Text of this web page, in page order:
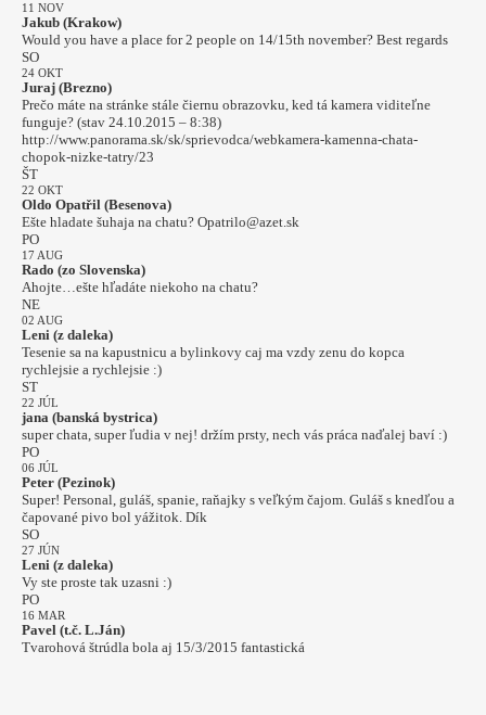
11 NOV
Jakub (Krakow)
Would you have a place for 2 people on 14/15th november? Best regards
SO
24 OKT
Juraj (Brezno)
Prečo máte na stránke stále čiernu obrazovku, ked tá kamera viditeľne
funguje? (stav 24.10.2015 – 8:38)
http://www.panorama.sk/sk/sprievodca/webkamera-kamenna-chata-
chopok-nizke-tatry/23
ŠT
22 OKT
Oldo Opatřil (Besenova)
Ešte hladate šuhaja na chatu? Opatrilo@azet.sk
PO
17 AUG
Rado (zo Slovenska)
Ahojte…ešte hľadáte niekoho na chatu?
NE
02 AUG
Leni (z daleka)
Tesenie sa na kapustnicu a bylinkovy caj ma vzdy zenu do kopca
rychlejsie a rychlejsie :)
ST
22 JÚL
jana (banská bystrica)
super chata, super ľudia v nej! držím prsty, nech vás práca naďalej baví :)
PO
06 JÚL
Peter (Pezinok)
Super! Personal, guláš, spanie, raňajky s veľkým čajom. Guláš s knedľou a
čapované pivo bol yážitok. Dík
SO
27 JÚN
Leni (z daleka)
Vy ste proste tak uzasni :)
PO
16 MAR
Pavel (t.č. L.Ján)
Tvarohová štrúdla bola aj 15/3/2015 fantastická